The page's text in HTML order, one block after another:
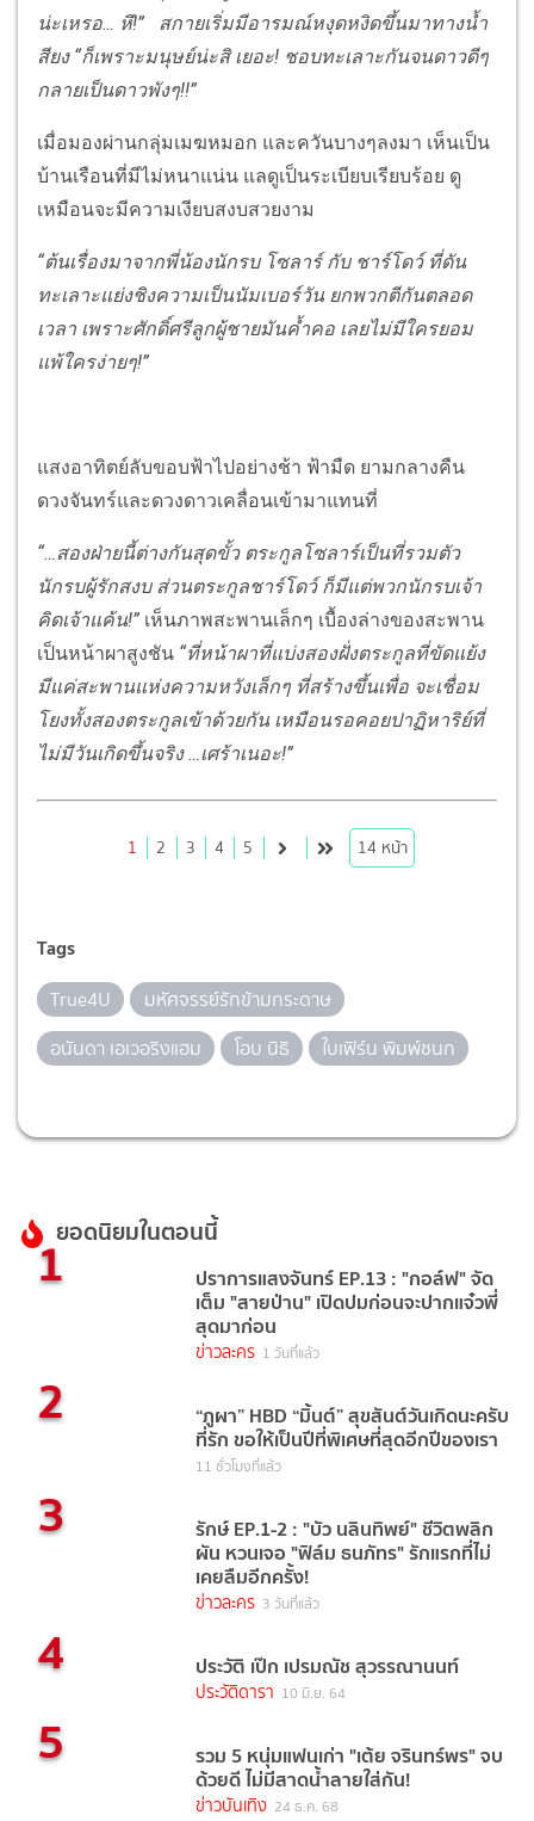
น่ะเหรอ… หึ!” สกายเริ่มมีอารมณ์หงุดหงิดขึ้นมาทางน้ำ
สียง “ก็เพราะมนุษย์น่ะสิ เยอะ! ชอบทะเลาะกันจนดาวดีๆ
กลายเป็นดาวพังๆ!!”
เมื่อมองผ่านกลุ่มเมฆหมอก และควันบางๆลงมา เห็นเป็น
บ้านเรือนที่มีไม่หนาแน่น แลดูเป็นระเบียบเรียบร้อย ดู
เหมือนจะมีความเงียบสงบสวยงาม
“ต้นเรื่องมาจากพี่น้องนักรบ โซลาร์ กับ ชาร์โดว์ ที่ดัน
ทะเลาะแย่งชิงความเป็นนัมเบอร์วัน ยกพวกตีกันตลอด
เวลา เพราะศักดิ์ศรีลูกผู้ชายมันค้ำคอ เลยไม่มีใครยอม
แพ้ใครง่ายๆ!”
แสงอาทิตย์ลับขอบฟ้าไปอย่างช้า ฟ้ามืด ยามกลางคืน
ดวงจันทร์และดวงดาวเคลื่อนเข้ามาแทนที่
“…สองฝ่ายนี้ต่างกันสุดขั้ว ตระกูลโซลาร์เป็นที่รวมตัว
นักรบผู้รักสงบ ส่วนตระกูลชาร์โดว์ ก็มีแต่พวกนักรบเจ้า
คิดเจ้าแค้น!” เห็นภาพสะพานเล็กๆ เบื้องล่างของสะพาน
เป็นหน้าผาสูงชัน “ที่หน้าผาที่แบ่งสองฝั่งตระกูลที่ขัดแย้ง
มีแค่สะพานแห่งความหวังเล็กๆ ที่สร้างขึ้นเพื่อ จะเชื่อม
โยงทั้งสองตระกูลเข้าด้วยกัน เหมือนรอคอยปาฏิหาริย์ที่
ไม่มีวันเกิดขึ้นจริง …เศร้าเนอะ!”
1 2 3 4 5 14 หน้า
Tags
True4U
มหัศจรรย์รักข้ามกระดาษ
อนันดา เอเวอริงแฮม
โอบ นิธิ ใบเฟิร์น พิมพ์ชนก
ยอดนิยมในตอนนี้
1 ปราการแสงจันทร์ EP.13 : "กอล์ฟ" จัด
เต็ม "สายป่าน" เปิดปมก่อนจะปากแจ๋วพี่
สุดมาก่อน
ข่าวละคร 1 วันที่แล้ว
2 “ภูผา” HBD “มิ้นต์” สุขสันต์วันเกิดนะครับ
ที่รัก ขอให้เป็นปีที่พิเศษที่สุดอีกปีของเรา
11 ชั่วโมงที่แล้ว
3 รักษ์ EP.1-2 : "บัว นลินทิพย์" ชีวิตพลิก
ผัน หวนเจอ "ฟิล์ม ธนภัทร" รักแรกที่ไม่
เคยลืมอีกครั้ง!
ข่าวละคร 3 วันที่แล้ว
4 ประวัติ เป๊ก เปรมณัช สุวรรณานนท์
ประวัติดารา 10 มิ.ย. 64
5 รวม 5 หนุ่มแฟนเก่า "เต้ย จรินทร์พร" จบ
ด้วยดี ไม่มีสาดน้ำลายใส่กัน!
ข่าวบันเทิง 24 ธ.ค. 68